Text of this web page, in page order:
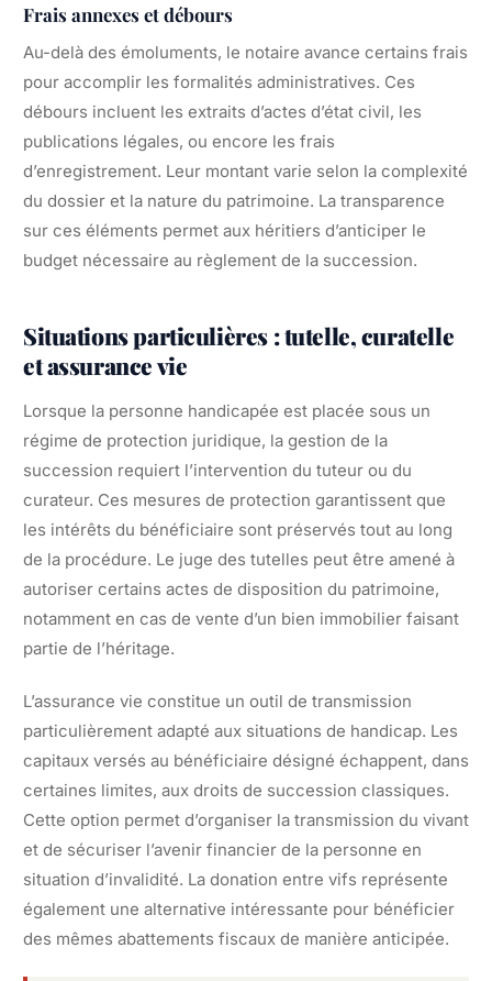
Frais annexes et débours
Au-delà des émoluments, le notaire avance certains frais
pour accomplir les formalités administratives. Ces
débours incluent les extraits d’actes d’état civil, les
publications légales, ou encore les frais
d’enregistrement. Leur montant varie selon la complexité
du dossier et la nature du patrimoine. La transparence
sur ces éléments permet aux héritiers d’anticiper le
budget nécessaire au règlement de la succession.
Situations particulières : tutelle, curatelle
et assurance vie
Lorsque la personne handicapée est placée sous un
régime de protection juridique, la gestion de la
succession requiert l’intervention du tuteur ou du
curateur. Ces mesures de protection garantissent que
les intérêts du bénéficiaire sont préservés tout au long
de la procédure. Le juge des tutelles peut être amené à
autoriser certains actes de disposition du patrimoine,
notamment en cas de vente d’un bien immobilier faisant
partie de l’héritage.
L’assurance vie constitue un outil de transmission
particulièrement adapté aux situations de handicap. Les
capitaux versés au bénéficiaire désigné échappent, dans
certaines limites, aux droits de succession classiques.
Cette option permet d’organiser la transmission du vivant
et de sécuriser l’avenir financier de la personne en
situation d’invalidité. La donation entre vifs représente
également une alternative intéressante pour bénéficier
des mêmes abattements fiscaux de manière anticipée.